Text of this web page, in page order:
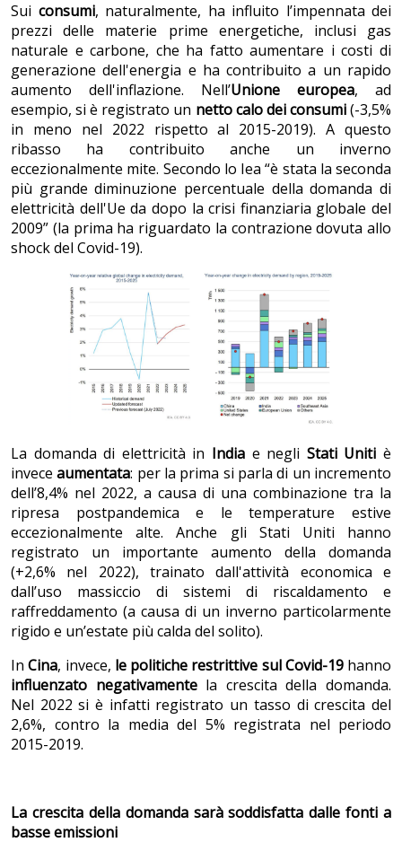
Sui consumi, naturalmente, ha influito l’impennata dei
prezzi delle materie prime energetiche, inclusi gas
naturale e carbone, che ha fatto aumentare i costi di
generazione dell'energia e ha contribuito a un rapido
aumento dell'inflazione. Nell’Unione europea, ad
esempio, si è registrato un netto calo dei consumi(-3,5%
in meno nel 2022 rispetto al 2015-2019). A questo
ribasso ha contribuito anche un inverno
eccezionalmente mite. Secondo lo Iea “è stata la seconda
più grande diminuzione percentuale della domanda di
elettricità dell'Ue da dopo la crisi finanziaria globale del
2009” (la prima ha riguardato la contrazione dovuta allo
shock del Covid-19).
La domanda di elettricità in India e negli Stati Uniti è
inveceaumentata: per la prima si parla di un incremento
dell’8,4% nel 2022, a causa di una combinazione tra la
ripresa postpandemica e le temperature estive
eccezionalmente alte. Anche gli Stati Uniti hanno
registrato un importante aumento della domanda
(+2,6% nel 2022), trainato dall'attività economica e
dall’uso massiccio di sistemi di riscaldamento e
raffreddamento (a causa di un inverno particolarmente
rigido e un’estate più calda del solito).
InCina, invece, le politiche restrittive sul Covid-19hanno
influenzato negativamentela crescita della domanda.
Nel 2022 si è infatti registrato un tasso di crescita del
2,6%, contro la media del 5% registrata nel periodo
2015-2019.
La crescita della domanda sarà soddisfatta dalle fonti a
basse emissioni